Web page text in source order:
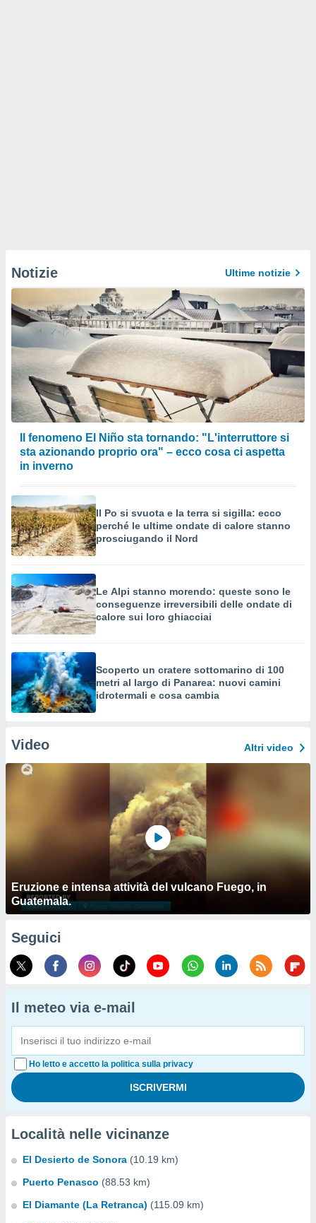
Notizie Ultime notizie
Il fenomeno El Niño sta tornando: "L'interruttore si
sta azionando proprio ora" – ecco cosa ci aspetta
in inverno
Il Po si svuota e la terra si sigilla: ecco
perché le ultime ondate di calore stanno
prosciugando il Nord
Le Alpi stanno morendo: queste sono le
conseguenze irreversibili delle ondate di
calore sui loro ghiacciai
Scoperto un cratere sottomarino di 100
metri al largo di Panarea: nuovi camini
idrotermali e cosa cambia
Video Altri video
Eruzione e intensa attività del vulcano Fuego, in
Guatemala.
Seguici
Il meteo via e-mail
Ho letto e accetto la politica sulla privacy
Località nelle vicinanze
El Desierto de Sonora (10.19 km)
Puerto Penasco (88.53 km)
El Diamante (La Retranca) (115.09 km)